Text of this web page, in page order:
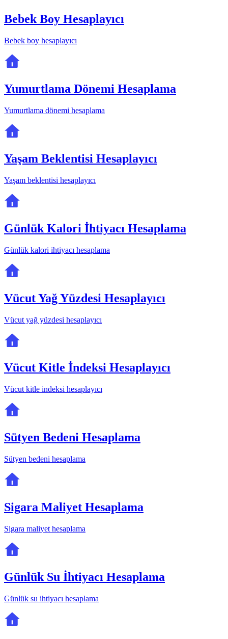
Bebek Boy Hesaplayıcı
Bebek boy hesaplayıcı
Yumurtlama Dönemi Hesaplama
Yumurtlama dönemi hesaplama
Yaşam Beklentisi Hesaplayıcı
Yaşam beklentisi hesaplayıcı
Günlük Kalori İhtiyacı Hesaplama
Günlük kalori ihtiyacı hesaplama
Vücut Yağ Yüzdesi Hesaplayıcı
Vücut yağ yüzdesi hesaplayıcı
Vücut Kitle İndeksi Hesaplayıcı
Vücut kitle indeksi hesaplayıcı
Sütyen Bedeni Hesaplama
Sütyen bedeni hesaplama
Sigara Maliyet Hesaplama
Sigara maliyet hesaplama
Günlük Su İhtiyacı Hesaplama
Günlük su ihtiyacı hesaplama